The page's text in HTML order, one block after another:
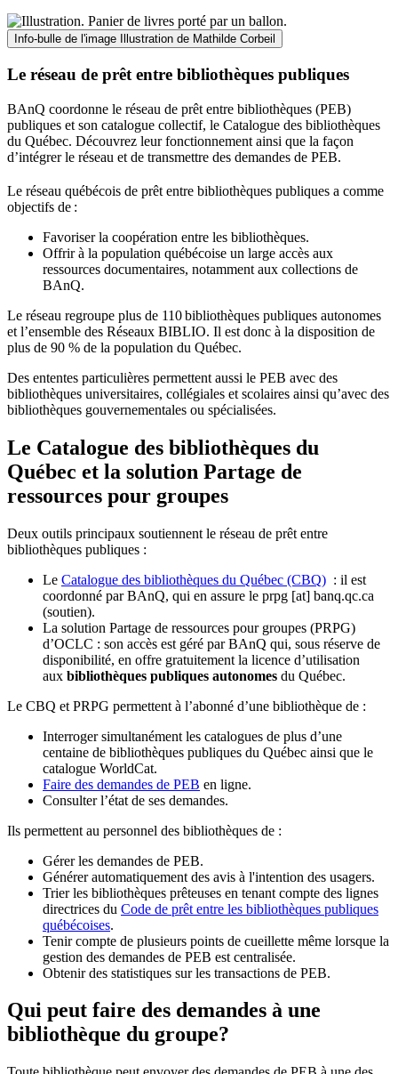
Info-bulle de l'image Illustration de Mathilde Corbeil
Le réseau de prêt entre bibliothèques publiques
BAnQ coordonne le réseau de prêt entre bibliothèques (PEB)
publiques et son catalogue collectif, le Catalogue des bibliothèques
du Québec. Découvrez leur fonctionnement ainsi que la façon
d’intégrer le réseau et de transmettre des demandes de PEB.
Le réseau québécois de prêt entre bibliothèques publiques a comme
objectifs de :
Favoriser la coopération entre les bibliothèques.
Offrir à la population québécoise un large accès aux
ressources documentaires, notamment aux collections de
BAnQ.
Le réseau regroupe plus de 110bibliothèques publiques autonomes
et l’ensemble des Réseaux BIBLIO. Il est donc à la disposition de
plus de 90 % de la population du Québec.
Des ententes particulières permettent aussi le PEB avec des
bibliothèques universitaires, collégiales et scolaires ainsi qu’avec des
bibliothèques gouvernementales ou spécialisées.
Le Catalogue des bibliothèques du
Québec et la solution Partage de
ressources pour groupes
Deux outils principaux soutiennent le réseau de prêt entre
bibliothèques publiques :
Le Catalogue des bibliothèques du Québec (CBQ) : il est
coordonné par BAnQ, qui en assure le prpg [at] banq.qc.ca
(soutien).
La solution Partage de ressources pour groupes (PRPG)
d’OCLC : son accès est géré par BAnQ qui, sous réserve de
disponibilité, en offre gratuitement la licence d’utilisation
aux bibliothèques publiques autonomes du Québec.
Le CBQ et PRPG permettent à l’abonné d’une bibliothèque de :
Interroger simultanément les catalogues de plus d’une
centaine de bibliothèques publiques du Québec ainsi que le
catalogue WorldCat.
Faire des demandes de PEB en ligne.
Consulter l’état de ses demandes.
Ils permettent au personnel des bibliothèques de :
Gérer les demandes de PEB.
Générer automatiquement des avis à l'intention des usagers.
Trier les bibliothèques prêteuses en tenant compte des lignes
directrices du Code de prêt entre les bibliothèques publiques
québécoises.
Tenir compte de plusieurs points de cueillette même lorsque la
gestion des demandes de PEB est centralisée.
Obtenir des statistiques sur les transactions de PEB.
Qui peut faire des demandes à une
bibliothèque du groupe?